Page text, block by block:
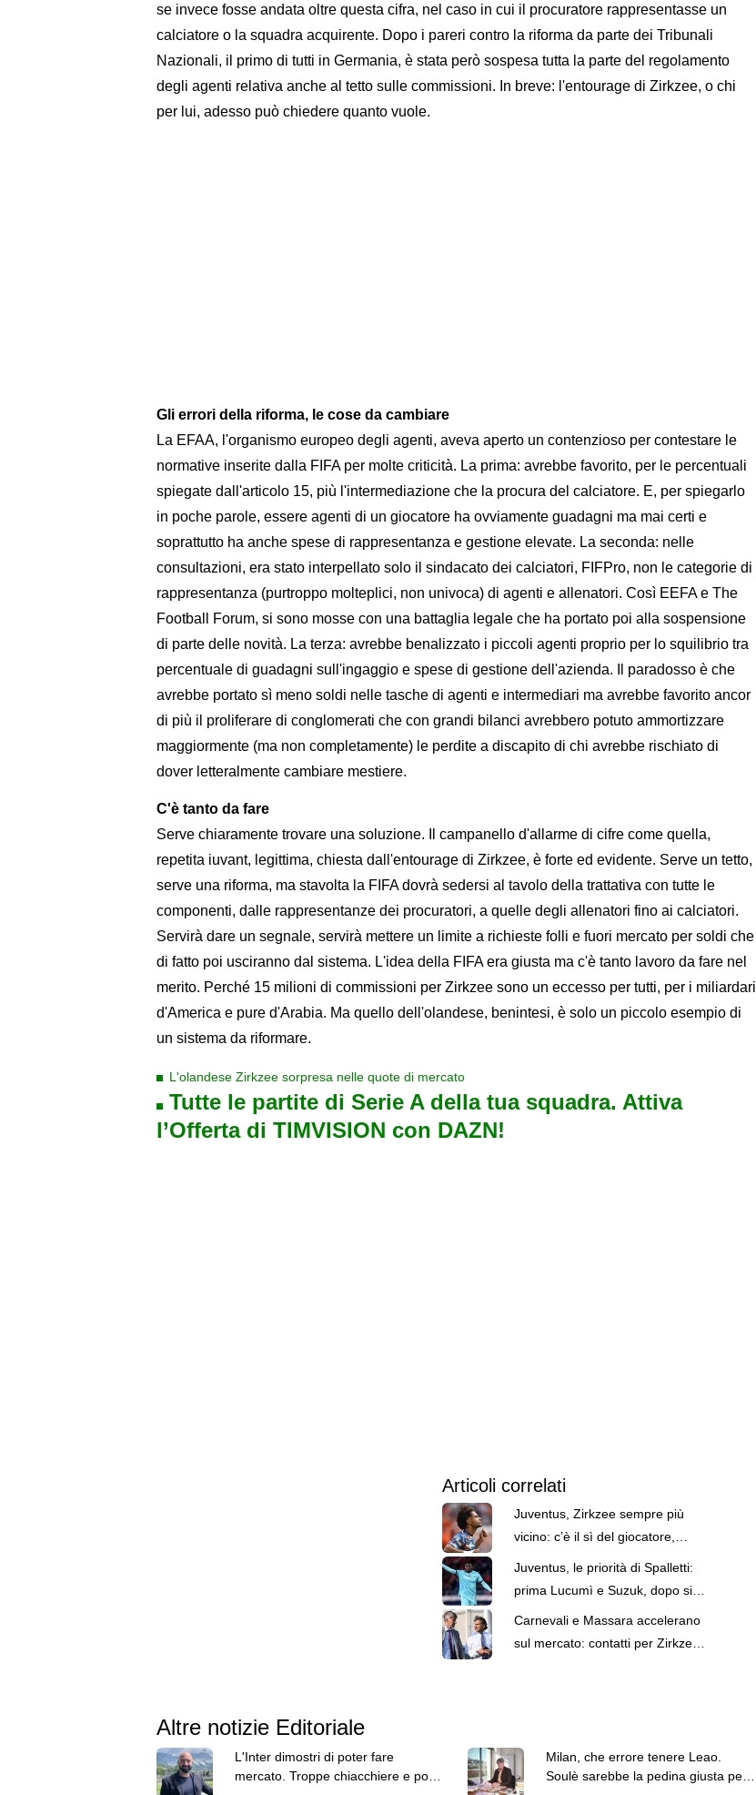
se invece fosse andata oltre questa cifra, nel caso in cui il procuratore rappresentasse un
calciatore o la squadra acquirente. Dopo i pareri contro la riforma da parte dei Tribunali
Nazionali, il primo di tutti in Germania, è stata però sospesa tutta la parte del regolamento
degli agenti relativa anche al tetto sulle commissioni. In breve: l'entourage di Zirkzee, o chi
per lui, adesso può chiedere quanto vuole.
Gli errori della riforma, le cose da cambiare
La EFAA, l'organismo europeo degli agenti, aveva aperto un contenzioso per contestare le
normative inserite dalla FIFA per molte criticità. La prima: avrebbe favorito, per le percentuali
spiegate dall'articolo 15, più l'intermediazione che la procura del calciatore. E, per spiegarlo
in poche parole, essere agenti di un giocatore ha ovviamente guadagni ma mai certi e
soprattutto ha anche spese di rappresentanza e gestione elevate. La seconda: nelle
consultazioni, era stato interpellato solo il sindacato dei calciatori, FIFPro, non le categorie di
rappresentanza (purtroppo molteplici, non univoca) di agenti e allenatori. Così EEFA e The
Football Forum, si sono mosse con una battaglia legale che ha portato poi alla sospensione
di parte delle novità. La terza: avrebbe benalizzato i piccoli agenti proprio per lo squilibrio tra
percentuale di guadagni sull'ingaggio e spese di gestione dell'azienda. Il paradosso è che
avrebbe portato sì meno soldi nelle tasche di agenti e intermediari ma avrebbe favorito ancor
di più il proliferare di conglomerati che con grandi bilanci avrebbero potuto ammortizzare
maggiormente (ma non completamente) le perdite a discapito di chi avrebbe rischiato di
dover letteralmente cambiare mestiere.
C'è tanto da fare
Serve chiaramente trovare una soluzione. Il campanello d'allarme di cifre come quella,
repetita iuvant, legittima, chiesta dall'entourage di Zirkzee, è forte ed evidente. Serve un tetto,
serve una riforma, ma stavolta la FIFA dovrà sedersi al tavolo della trattativa con tutte le
componenti, dalle rappresentanze dei procuratori, a quelle degli allenatori fino ai calciatori.
Servirà dare un segnale, servirà mettere un limite a richieste folli e fuori mercato per soldi che
di fatto poi usciranno dal sistema. L'idea della FIFA era giusta ma c'è tanto lavoro da fare nel
merito. Perché 15 milioni di commissioni per Zirkzee sono un eccesso per tutti, per i miliardari
d'America e pure d'Arabia. Ma quello dell'olandese, benintesi, è solo un piccolo esempio di
un sistema da riformare.
L'olandese Zirkzee sorpresa nelle quote di mercato
Tutte le partite di Serie A della tua squadra. Attiva
l’Offerta di TIMVISION con DAZN!
Articoli correlati
Juventus, Zirkzee sempre più
vicino: c’è il sì del giocatore,
Juventus, le priorità di Spalletti:
prima Lucumì e Suzuk, dopo si
penserà a Zirkzee
Carnevali e Massara accelerano
sul mercato: contatti per Zirkzee
Altre notizie Editoriale
L'Inter dimostri di poter fare
mercato. Troppe chiacchiere e pochi
Milan, che errore tenere Leao.
Soulè sarebbe la pedina giusta per